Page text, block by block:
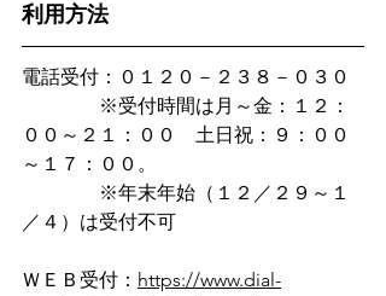
利用方法
電話受付：０１２０－２３８－０３０
※受付時間は月～金：１２：
００～２１：００　土日祝：９：００
～１７：００。
※年末年始（１２／２９～１
／４）は受付不可
ＷＥＢ受付： https://www.dial-